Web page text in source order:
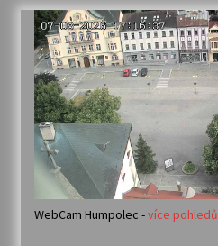
WebCam Humpolec -více pohledů